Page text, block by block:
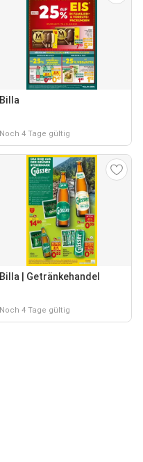
Billa
Noch 4 Tage gültig
Billa | Getränkehandel
Noch 4 Tage gültig